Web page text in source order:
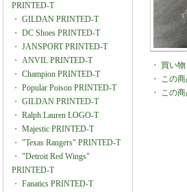
PRINTED-T
・ GILDAN PRINTED-T
・ DC Shoes PRINTED-T
・ JANSPORT PRINTED-T
・ ANVIL PRINTED-T
・ Champion PRINTED-T
・ Popular Poison PRINTED-T
・ GILDAN PRINTED-T
・ Ralph Lauren LOGO-T
・ Majestic PRINTED-T
・ "Texas Rangers" PRINTED-T
・ "Detroit Red Wings"
PRINTED-T
・ Fanatics PRINTED-T
・ 買い
・ この
・ この